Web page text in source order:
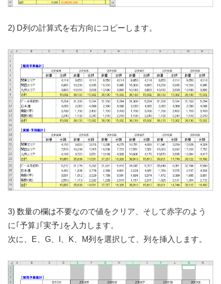
2) D列の計算式を右方向にコピーします。
3) 数量の欄は不要なので値をクリア、そして赤字のよう
に｢予算｣｢実予｣を入力します。
次に、E、G、I、K、M列を選択して、列を挿入します。